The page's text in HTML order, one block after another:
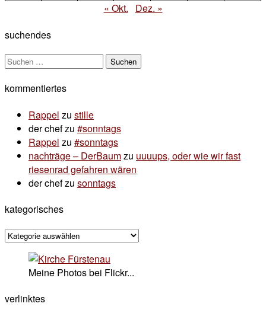
« Okt.
Dez. »
suchendes
Suchen
kommentiertes
Rappel zu stille
der chefzu #sonntags
Rappel zu #sonntags
nachträge – DerBaumzu uuuups, oder wie wir fast
riesenrad gefahren wären
der chefzu sonntags
kategorisches
kategorisches
Meine Photos bei Flickr...
verlinktes